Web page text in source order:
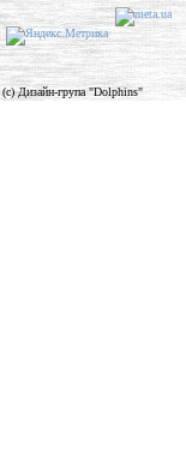
(c) Дизайн-група "Dolphins"